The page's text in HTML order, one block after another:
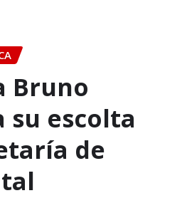
Bruno
su escolta
de